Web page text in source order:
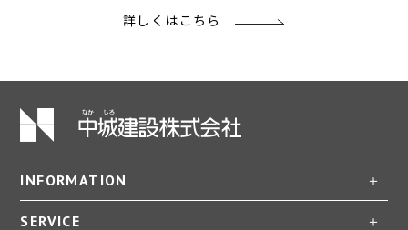
詳しくはこちら
INFORMATION
SERVICE